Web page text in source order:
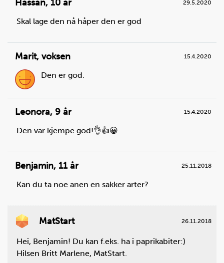
Sett stekeovnen på 180 °C. Bruk under- og
overvarme.
Hassan, 10 år 29.5.2020
Skal lage den nå håper den er god
Marit, voksen 15.4.2020
Den er god.
Leonora, 9 år 15.4.2020
Den var kjempe god!👌👍😀
Benjamin, 11 år 25.11.2018
Kan du ta noe anen en sakker arter?
MatStart 26.11.2018
Hei, Benjamin! Du kan f.eks. ha i paprikabiter:)
Hilsen Britt Marlene, MatStart.